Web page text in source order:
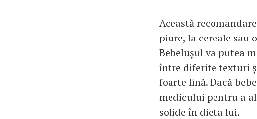
Această
piure, la cereale sau
Bebelușul va putea
între diferite texturi
foarte fină. Dacă
medicului pentru a
solide în dieta lui.